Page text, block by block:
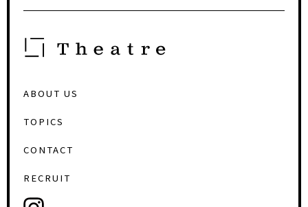
ABOUT US
TOPICS
CONTACT
RECRUIT